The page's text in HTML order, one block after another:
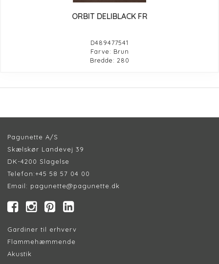
ORBIT DELIBLACK FR
D489477541
Farve: Brun
Bredde: 280
Pagunette A/S
Skælskør Landevej 39
DK-4200 Slagelse
Telefon:+45 58 57 04 00
Email: pagunette@pagunette.dk
Gardiner til erhverv
Flammehæmmende
Akustik